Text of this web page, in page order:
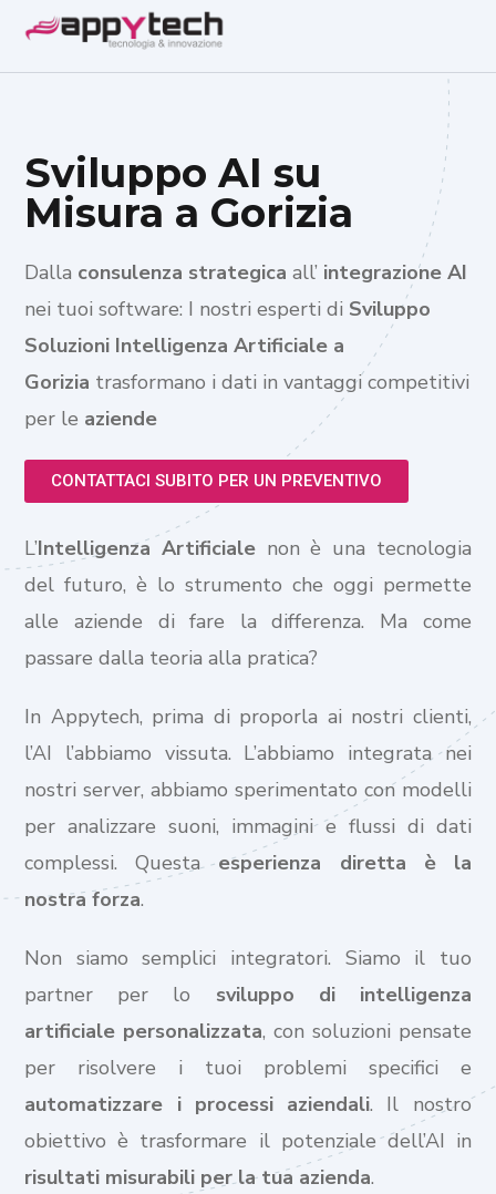
Sviluppo AI su
Misura a Gorizia
Dalla consulenza strategica all’ integrazione AI
nei tuoi software: I nostri esperti di Sviluppo
Soluzioni Intelligenza Artificiale a
Gorizia trasformano i dati in vantaggi competitivi
per le aziende
CONTATTACI SUBITO PER UN PREVENTIVO
L’Intelligenza Artificiale non è una tecnologia
del futuro, è lo strumento che oggi permette
alle aziende di fare la differenza. Ma come
passare dalla teoria alla pratica?
In Appytech, prima di proporla ai nostri clienti,
l’AI l’abbiamo vissuta. L’abbiamo integrata nei
nostri server, abbiamo sperimentato con modelli
per analizzare suoni, immagini e flussi di dati
complessi. Questaesperienza diretta è la
nostra forza.
Non siamo semplici integratori. Siamo il tuo
partner per lo sviluppo di intelligenza
artificiale personalizzata, con soluzioni pensate
per risolvere i tuoi problemi specifici e
automatizzare i processi aziendali. Il nostro
obiettivo è trasformare il potenziale dell’AI in
risultati misurabili per la tua azienda.